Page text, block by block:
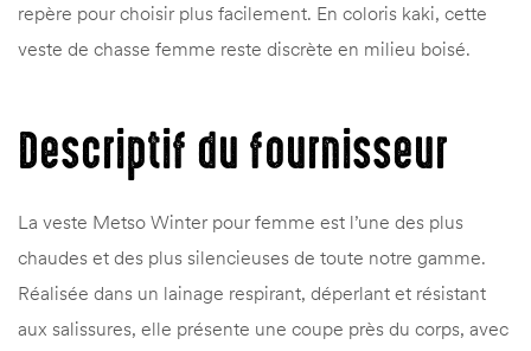
repère pour choisir plus facilement. En coloris kaki, cette
veste de chasse femme reste discrète en milieu boisé.
Descriptif du fournisseur
La veste Metso Winter pour femme est l’une des plus
chaudes et des plus silencieuses de toute notre gamme.
Réalisée dans un lainage respirant, déperlant et résistant
aux salissures, elle présente une coupe près du corps, avec